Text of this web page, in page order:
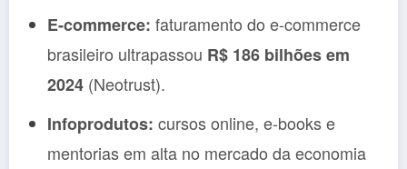
E-commerce: faturamento do e-commerce
brasileiro ultrapassou R$ 186 bilhões em
2024 (Neotrust).
Infoprodutos: cursos online, e-books e
mentorias em alta no mercado da economia